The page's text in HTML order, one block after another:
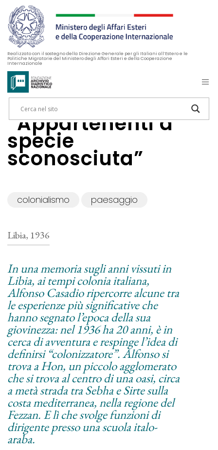
Realizzato con il sostegno della Direzione Generale per gli Italiani all’Estero e le
Politiche Migratorie del Ministero degli Affari Esteri e della Cooperazione
Internazionale
“Appartenenti a
specie
sconosciuta”
colonialismo paesaggio
Libia, 1936
In una memoria sugli anni vissuti in
Libia, ai tempi colonia italiana,
Alfonso Casadio ripercorre alcune tra
le esperienze più significative che
hanno segnato l’epoca della sua
giovinezza: nel 1936 ha 20 anni, è in
cerca di avventura e respinge l’idea di
definirsi “colonizzatore”. Alfonso si
trova a Hon, un piccolo agglomerato
che si trova al centro di una oasi, circa
a metà strada tra Sebha e Sirte sulla
costa mediterranea, nella regione del
Fezzan. E lì che svolge funzioni di
dirigente presso una scuola italo-
araba.